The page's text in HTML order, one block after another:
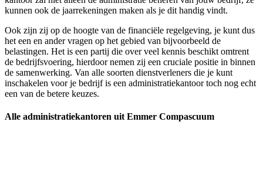
kunnen ook de jaarrekeningen maken als je dit handig vindt.
Ook zijn zij op de hoogte van de financiële regelgeving, je kunt dus
het een en ander vragen op het gebied van bijvoorbeeld de
belastingen. Het is een partij die over veel kennis beschikt omtrent
de bedrijfsvoering, hierdoor nemen zij een cruciale positie in binnen
de samenwerking. Van alle soorten dienstverleners die je kunt
inschakelen voor je bedrijf is een administratiekantoor toch nog echt
een van de betere keuzes.
Alle administratiekantoren uit Emmer Compascuum